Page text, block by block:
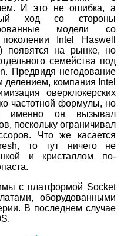
И это не ошибка, а
ход со стороны
модели со
Intel Haswell
появятся на рынке, но
семейства под
Предвидя негодование
делением, компания Intel
оверклокерских
частотной формулы, но
именно он вызывал
поскольку ограничивал
Что же касается
то тут ничего не
и кристаллом по-
с платформой Socket
оборудованными
В последнем случае